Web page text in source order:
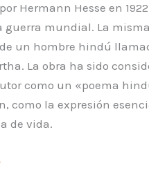
Hermann Hesse en
guerra mundial. La
un hombre hindú
La obra ha sido
como un «poema
como la expresión
de vida.